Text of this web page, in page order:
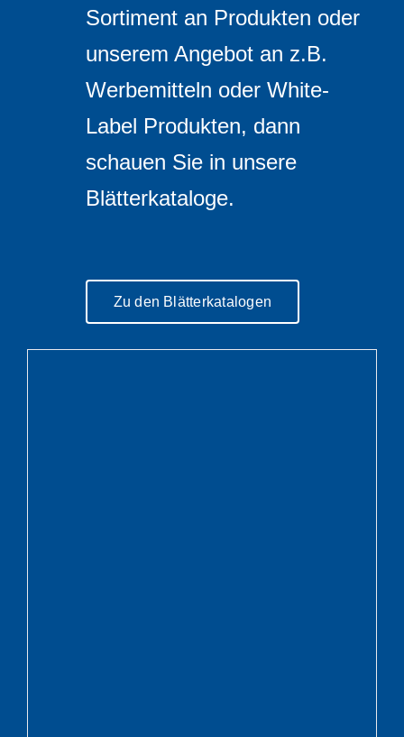
Sortiment an Produkten oder
unserem Angebot an z.B.
Werbemitteln oder White-
Label Produkten, dann
schauen Sie in unsere
Blätterkataloge.
Zu den Blätterkatalogen